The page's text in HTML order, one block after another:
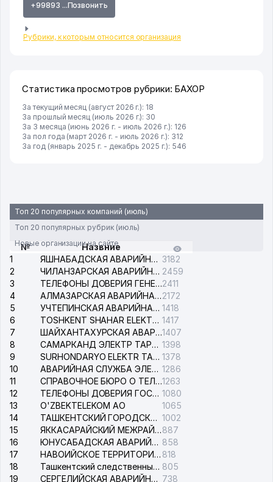
+99893 ...Позвонить
Рубрики, к которым относится организация
Статистика просмотров рубрики: БАХОР
За текущий месяц (август 2026 г.): 18
За прошлый месяц (июль 2026 г.): 30
За 3 месяца (июнь 2026 г. - июль 2026 г.): 126
За пол года (март 2026 г. - июль 2026 г.): 312
За год (январь 2025 г. - декабрь 2025 г.): 546
Топ 20 популярных компаний (июль)
Топ 20 популярных рубрик (июль)
Новые организации на сайте
№
Назвние
1
ЯШНАБАДСКАЯ АВАРИЙНАЯ СЛУЖБА ЭЛЕКТРОСЕТИ 3182
2
ЧИЛАНЗАРСКАЯ АВАРИЙНАЯ СЛУЖБА ЭЛЕКТРОСЕТИ 2459
3
ТЕЛЕФОНЫ ДОВЕРИЯ ГЕНЕРАЛЬНОЙ ПРОКУРАТУРЫ РЕСПУБЛИКИ УЗБЕКИСТАН2411
4
АЛМАЗАРСКАЯ АВАРИЙНАЯ СЛУЖБА ЭЛЕКТРОСЕТИ2172
5
УЧТЕПИНСКАЯ АВАРИЙНАЯ СЛУЖБА ЭЛЕКТРОСЕТИ 1418
6
TOSHKENT SHAHAR ELEKTR TARMOQLARI KORXONASI АО 1417
7
ШАЙХАНТАХУРСКАЯ АВАРИЙНАЯ СЛУЖБА ЭЛЕКТРОСЕТИ1407
8
САМАРКАНД ЭЛЕКТР ТАРМОКЛАРИ АО 1398
9
SURHONDARYO ELEKTR TARMOKLARI АО 1378
10
АВАРИЙНАЯ СЛУЖБА ЭЛЕКТРОСЕТИ ТАШКЕНТСКОГО РАЙОНА 1286
11
СПРАВОЧНОЕ БЮРО О ТЕЛЕФОНАХ ОРГАНИЗАЦИЙ г. ТАШКЕНТА1263
12
ТЕЛЕФОНЫ ДОВЕРИЯ ГОСУДАРСТВЕННОГО ЦЕНТРА ТЕСТИРОВАНИЯ 1080
13
O'ZBEKTELEKOM АО
1065
14
ТАШКЕНТСКИЙ ГОРОДСКОЙ СУД ПО ГРАЖДАНСКИМ ДЕЛАМ 1002
15
ЯККАСАРАЙСКИЙ МЕЖРАЙОННЫЙ СУД ПО ГРАЖДАНСКИМ ДЕЛАМ887
16
ЮНУСАБАДСКАЯ АВАРИЙНАЯ СЛУЖБА ЭЛЕКТРОСЕТИ 858
17
НАВОИЙСКОЕ ТЕРРИТОРИАЛЬНОЕ ПРЕДПРИЯТИЕ ЭЛЕКТРОСЕТИ АО 818
18
Ташкентский следственный изолятор 805
19
СЕРГЕЛИЙСКАЯ АВАРИЙНАЯ СЛУЖБА ЭЛЕКТРОСЕТИ 738